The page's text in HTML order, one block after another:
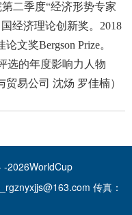
二季度“经济形势专家
经济理论创新奖。2018
文奖Bergson Prize。
选的年度影响力人物
易公司 沈炀 罗佳楠）
-2026WorldCup
传真：